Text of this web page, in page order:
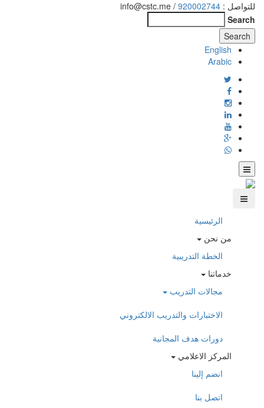
للتواصل : 920002744
/ info@cstc.me
Search
English
Arabic
الرئيسية
من نحن
الخطة التدريبية
خدماتنا
مجالات التدريب
الاختبارات والتدريب الالكتروني
دورات هدف المجانية
المركز الاعلامي
انضم إلينا
اتصل بنا